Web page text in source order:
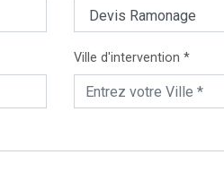
Ville d'intervention *